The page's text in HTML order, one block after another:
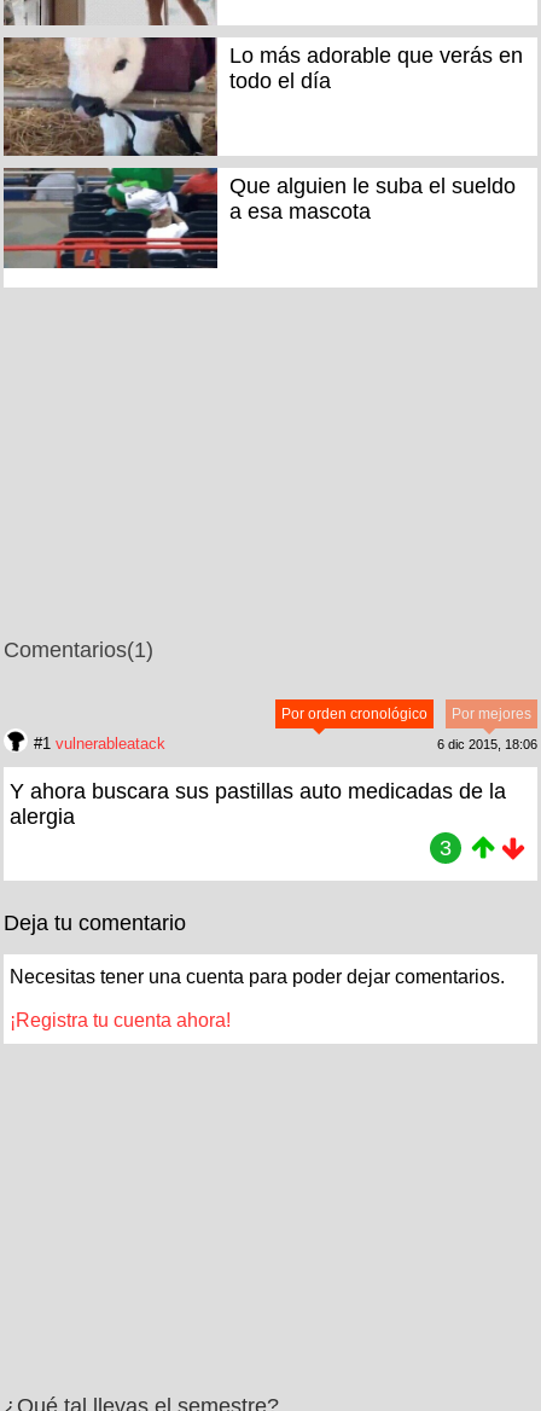
Lo más adorable que verás en
todo el día
Que alguien le suba el sueldo
a esa mascota
Comentarios(1)
Por mejores
Por orden cronológico
#1 vulnerableatack 6 dic 2015, 18:06
Y ahora buscara sus pastillas auto medicadas de la
alergia
3
Deja tu comentario
Necesitas tener una cuenta para poder dejar comentarios.
¡Registra tu cuenta ahora!
¿Qué tal llevas el semestre?